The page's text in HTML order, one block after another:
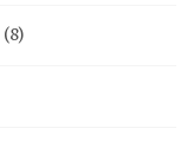
(8)